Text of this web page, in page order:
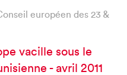
européen des 23 &
vacille sous le
- avril 2011